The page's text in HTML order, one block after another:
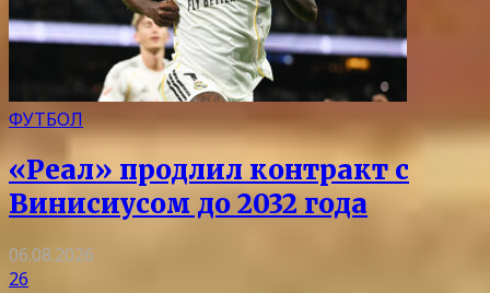
ФУТБОЛ
«Реал» продлил контракт с
Винисиусом до 2032 года
06.08.2026
26